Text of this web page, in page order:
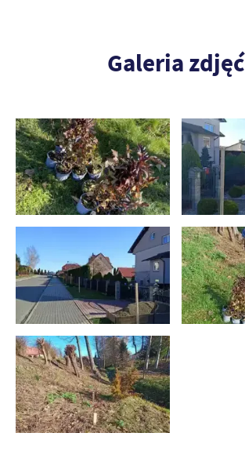
Galeria zdjęć